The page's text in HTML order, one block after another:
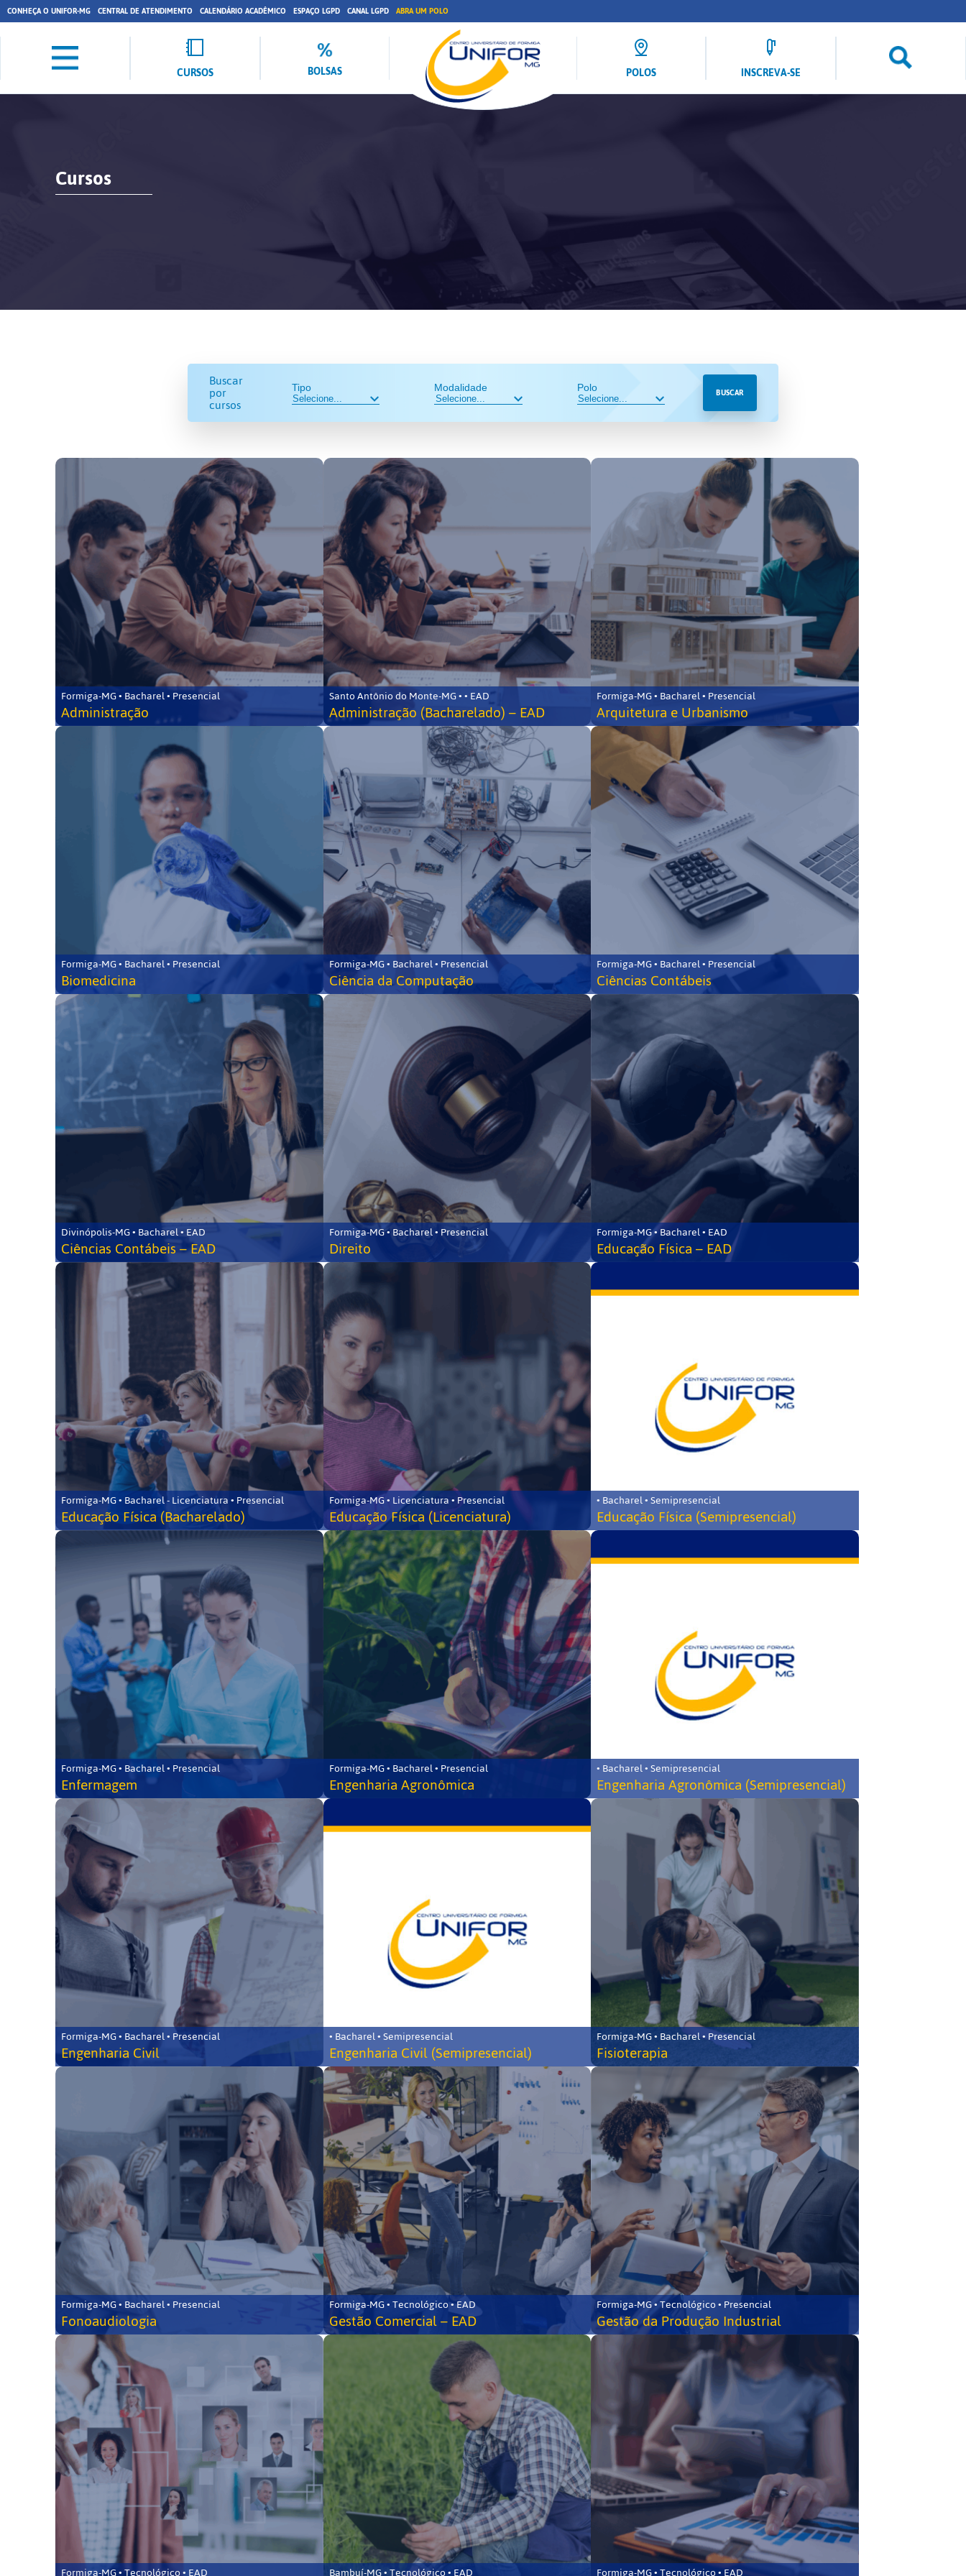
CONHEÇA O UNIFOR-MG CENTRAL DE ATENDIMENTO CALENDÁRIO ACADÊMICO ESPAÇO LGPD CANAL LGPD ABRA UM POLO
CURSOS BOLSAS POLOS INSCREVA-SE
Cursos
Buscar
por
cursos
Tipo Modalidade Polo BUSCAR
Formiga-MG • Bacharel • Presencial
Administração
Santo Antônio do Monte-MG • • EAD
Administração (Bacharelado) – EAD
Formiga-MG • Bacharel • Presencial
Arquitetura e Urbanismo
Formiga-MG • Bacharel • Presencial
Biomedicina
Formiga-MG • Bacharel • Presencial
Ciência da Computação
Formiga-MG • Bacharel • Presencial
Ciências Contábeis
Divinópolis-MG • Bacharel • EAD
Ciências Contábeis – EAD
Formiga-MG • Bacharel • Presencial
Direito
Formiga-MG • Bacharel • EAD
Educação Física – EAD
Formiga-MG • Bacharel - Licenciatura • Presencial
Educação Física (Bacharelado)
Formiga-MG • Licenciatura • Presencial
Educação Física (Licenciatura)
• Bacharel • Semipresencial
Educação Física (Semipresencial)
Formiga-MG • Bacharel • Presencial
Enfermagem
Formiga-MG • Bacharel • Presencial
Engenharia Agronômica
• Bacharel • Semipresencial
Engenharia Agronômica (Semipresencial)
Formiga-MG • Bacharel • Presencial
Engenharia Civil
• Bacharel • Semipresencial
Engenharia Civil (Semipresencial)
Formiga-MG • Bacharel • Presencial
Fisioterapia
Formiga-MG • Bacharel • Presencial
Fonoaudiologia
Formiga-MG • Tecnológico • EAD
Gestão Comercial – EAD
Formiga-MG • Tecnológico • Presencial
Gestão da Produção Industrial